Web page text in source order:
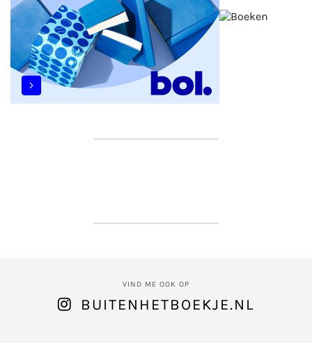
VIND ME OOK OP
BUITENHETBOEKJE.NL